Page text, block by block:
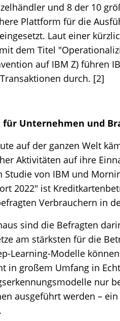
und 8 der 10
Plattform für die
Laut einer
mit dem Titel
auf IBM Z) führen
durch. [2]
für Unternehmen und
auf der ganzen Welt
Aktivitäten auf ihre
Studie von IBM und
2022" ist
Verbrauchern in
sind die Befragten
am stärksten für die
Learning-Modelle
in großem Umfang in
nur
ausgeführt werden –